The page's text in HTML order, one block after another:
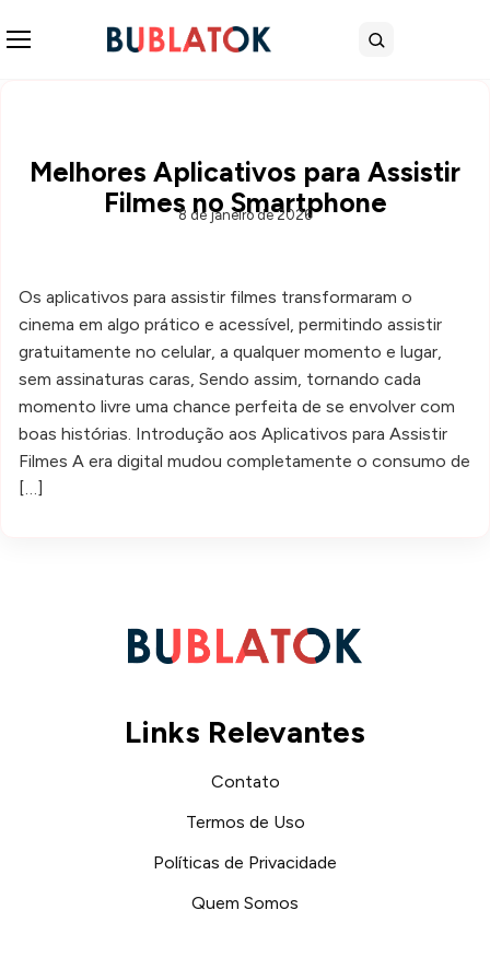
Buscar
Melhores Aplicativos para Assistir
Filmes no Smartphone
8 de janeiro de 2026
Os aplicativos para assistir filmes transformaram o
cinema em algo prático e acessível, permitindo assistir
gratuitamente no celular, a qualquer momento e lugar,
sem assinaturas caras, Sendo assim, tornando cada
momento livre uma chance perfeita de se envolver com
boas histórias. Introdução aos Aplicativos para Assistir
Filmes A era digital mudou completamente o consumo de
[…]
Links Relevantes
Contato
Termos de Uso
Políticas de Privacidade
Quem Somos